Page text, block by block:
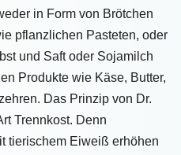
in Form von Brötchen
pflanzlichen Pasteten, oder
und Saft oder Sojamilch
Produkte wie Käse, Butter,
Das Prinzip von Dr.
Trennkost. Denn
tierischem Eiweiß erhöhen